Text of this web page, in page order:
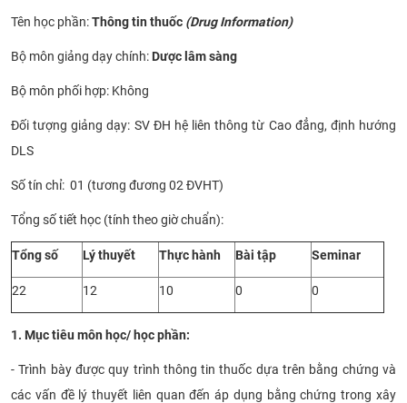
ĐẢM BẢO CHẤT LƯỢNG
KHOA HỌC CÔNG NGHỆ
HTQT
Tên học phần:Thông tin thuốc (Drug Information)
Bộ môn giảng dạy chính: Dược lâm sàng
Bộ môn phối hợp: Không
Đối tượng giảng dạy: SV ĐH hệ liên thông từ Cao đẳng, định hướng
DLS
Số tín chỉ: 01 (tương đương 02 ĐVHT)
Tổng số tiết học (tính theo giờ chuẩn):
Tổng số Lý thuyết Thực hành Bài tập Seminar
22 12 10 0 0
1. Mục tiêu môn học/ học phần:
- Trình bày được quy trình thông tin thuốc dựa trên bằng chứng và
các vấn đề lý thuyết liên quan đến áp dụng bằng chứng trong xây